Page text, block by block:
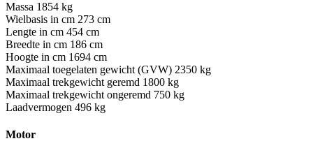
Massa 1854 kg
Wielbasis in cm 273 cm
Lengte in cm 454 cm
Breedte in cm 186 cm
Hoogte in cm 1694 cm
Maximaal toegelaten gewicht (GVW) 2350 kg
Maximaal trekgewicht geremd 1800 kg
Maximaal trekgewicht ongeremd 750 kg
Laadvermogen 496 kg
Motor